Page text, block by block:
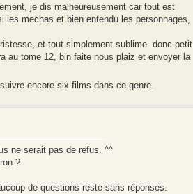
je dis malheureusement car tout est
mechas et bien entendu les personnages,
et tout simplement sublime. donc petit
au tome 12, bin faite nous plaiz et envoyer la
encore six films dans ce genre.
ne serait pas de refus. ^^
?
de questions reste sans réponses.